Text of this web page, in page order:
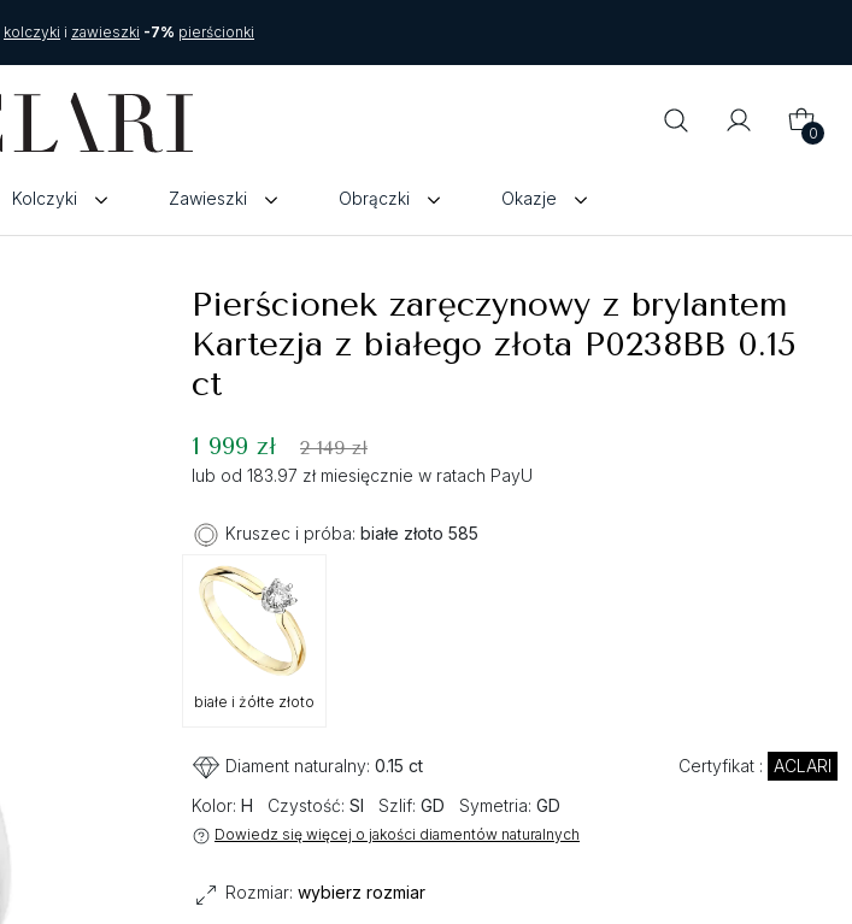
kolczyki i zawieszki -7% pierścionki
0
Kolczyki Zawieszki Obrączki Okazje
Pierścionek zaręczynowy z brylantem
Kartezja z białego złota P0238BB 0.15
ct
1 999 zł 2 149 zł
lub od 183.97 zł miesięcznie w ratach PayU
Kruszec i próba: białe złoto 585
białe i żółte złoto
Diament naturalny: 0.15 ct Certyfikat : ACLARI
Kolor: H Czystość: SI Szlif: GD Symetria: GD
Dowiedz się więcej o jakości diamentów naturalnych
Rozmiar: wybierz rozmiar